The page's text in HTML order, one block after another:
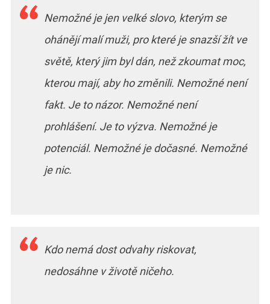
Nemožné je jen velké slovo, kterým se
ohánějí malí muži, pro které je snazší žít ve
světě, který jim byl dán, než zkoumat moc,
kterou mají, aby ho změnili. Nemožné není
fakt. Je to názor. Nemožné není
prohlášení. Je to výzva. Nemožné je
potenciál. Nemožné je dočasné. Nemožné
je nic.
Kdo nemá dost odvahy riskovat,
nedosáhne v životě ničeho.